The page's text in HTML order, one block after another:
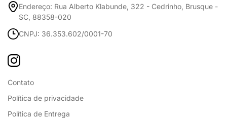
Endereço: Rua Alberto Klabunde, 322 - Cedrinho, Brusque -
SC, 88358-020
CNPJ: 36.353.602/0001-70
Contato
Política de privacidade
Política de Entrega